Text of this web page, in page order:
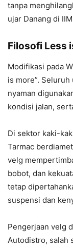
tanpa
ujar Danang di
Filosofi Less
Modifikasi pada
is more”.
nyaman
kondisi jalan,
Di sektor kaki-
Tarmac
velg
bobot, dan
tetap
suspensi dan
Pengerjaan velg
Autodistro, salah